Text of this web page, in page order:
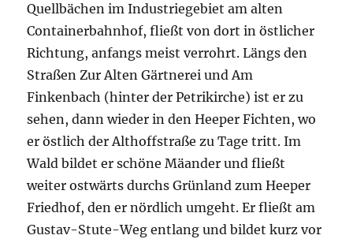
Quellbächen im Industriegebiet am alten
Containerbahnhof, fließt von dort in östlicher
Richtung, anfangs meist verrohrt. Längs den
Straßen Zur Alten Gärtnerei und Am
Finkenbach (hinter der Petrikirche) ist er zu
sehen, dann wieder in den Heeper Fichten, wo
er östlich der Althoffstraße zu Tage tritt. Im
Wald bildet er schöne Mäander und fließt
weiter ostwärts durchs Grünland zum Heeper
Friedhof, den er nördlich umgeht. Er fließt am
Gustav-Stute-Weg entlang und bildet kurz vor